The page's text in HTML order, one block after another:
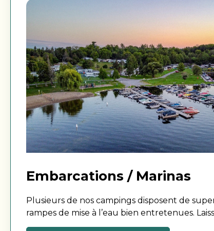
Embarcations / Marinas
Plusieurs de nos campings disposent de
rampes de mise à l’eau bien entretenues.
votre prochain coucher ou lever de soleil dans